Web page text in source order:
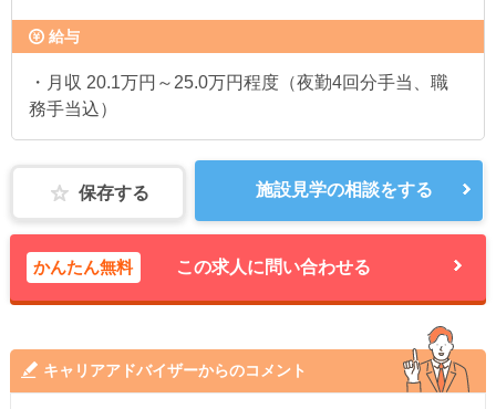
給与
・月収 20.1万円～25.0万円程度（夜勤4回分手当、職
務手当込）
保存する 施設見学の相談をする
かんたん無料 この求人に問い合わせる
キャリアアドバイザーからのコメント